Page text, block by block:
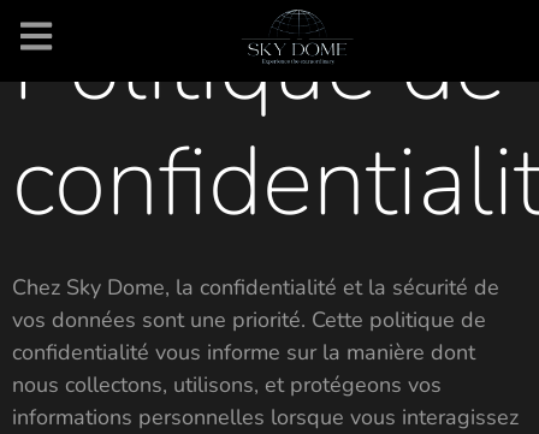
Politique de
Chez Sky Dome, la confidentialité et la sécurité de
vos données sont une priorité. Cette politique de
confidentialité vous informe sur la manière dont
nous collectons, utilisons, et protégeons vos
informations personnelles lorsque vous interagissez